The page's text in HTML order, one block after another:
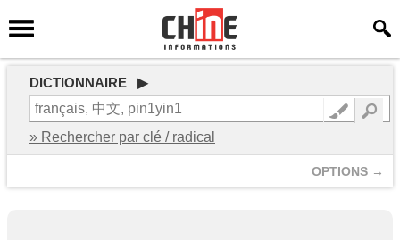
DICTIONNAIRE ▶
» Rechercher par clé / radical
OPTIONS →